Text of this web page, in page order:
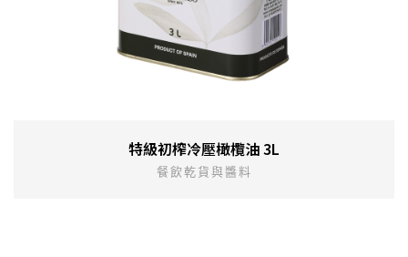
特級初榨冷壓橄欖油 3L
餐飲乾貨與醬料